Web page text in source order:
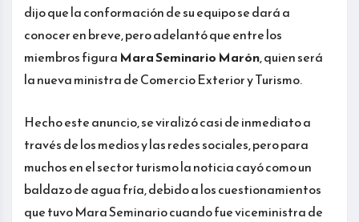
dijo que la conformación de su equipo se dará a
conocer en breve, pero adelantó que entre los
miembros figura Mara Seminario Marón, quien será
la nueva ministra de Comercio Exterior y Turismo.
Hecho este anuncio, se viralizó casi de inmediato a
través de los medios y las redes sociales, pero para
muchos en el sector turismo la noticia cayó como un
baldazo de agua fría, debido a los cuestionamientos
que tuvo Mara Seminario cuando fue viceministra de